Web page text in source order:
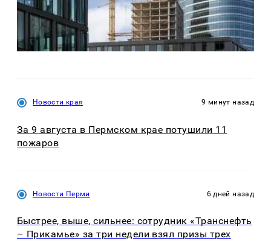
Новости края 9 минут назад
За 9 августа в Пермском крае потушили 11
пожаров
Новости Перми 6 дней назад
Быстрее, выше, сильнее: сотрудник «Транснефть
– Прикамье» за три недели взял призы трех